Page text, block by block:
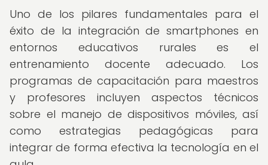
Uno de los pilares fundamentales para el
éxito de la integración de smartphones en
entornos educativos rurales es el
entrenamiento docente adecuado. Los
programas de capacitación para maestros
y profesores incluyen aspectos técnicos
sobre el manejo de dispositivos móviles, así
como estrategias pedagógicas para
integrar de forma efectiva la tecnología en el